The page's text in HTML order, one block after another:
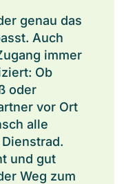
genau das
Auch
immer
Ob
oder
vor Ort
alle
und gut
Weg zum